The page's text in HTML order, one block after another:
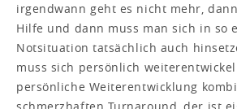
irgendwann geht es nicht mehr,
Hilfe und dann muss man sich in so
Notsituation tatsächlich auch
muss sich persönlich
persönliche Weiterentwicklung